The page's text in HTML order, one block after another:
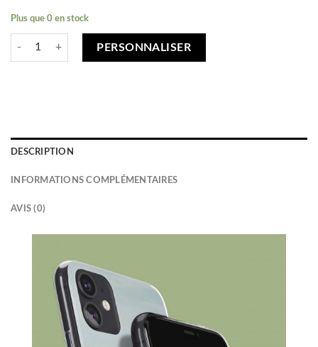
Plus que 0 en stock
quantité de Créez votre Google Pixel 8 coque personnalisée -
PERSONNALISER
DESCRIPTION
INFORMATIONS COMPLÉMENTAIRES
AVIS (0)